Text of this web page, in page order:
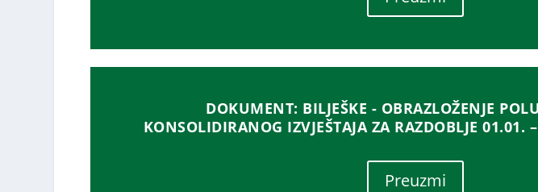
DOKUMENT: BILJEŠKE - OBRAZLOŽENJE
KONSOLIDIRANOG IZVJEŠTAJA ZA RAZDOBLJE 01.01.
Preuzmi